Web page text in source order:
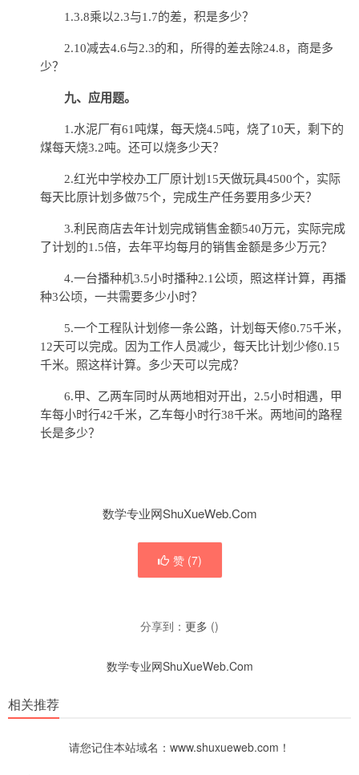
1.3.8乘以2.3与1.7的差，积是多少？
2.10减去4.6与2.3的和，所得的差去除24.8，商是多
少？
九、应用题。
1.水泥厂有61吨煤，每天烧4.5吨，烧了10天，剩下的
煤每天烧3.2吨。还可以烧多少天？
2.红光中学校办工厂原计划15天做玩具4500个，实际
每天比原计划多做75个，完成生产任务要用多少天？
3.利民商店去年计划完成销售金额540万元，实际完成
了计划的1.5倍，去年平均每月的销售金额是多少万元？
4.一台播种机3.5小时播种2.1公顷，照这样计算，再播
种3公顷，一共需要多少小时？
5.一个工程队计划修一条公路，计划每天修0.75千米，
12天可以完成。因为工作人员减少，每天比计划少修0.15
千米。照这样计算。多少天可以完成？
6.甲、乙两车同时从两地相对开出，2.5小时相遇，甲
车每小时行42千米，乙车每小时行38千米。两地间的路程
长是多少？
数学专业网ShuXueWeb.Com
赞 (7)
分享到： 更多 ()
数学专业网ShuXueWeb.Com
相关推荐
请您记住本站域名：www.shuxueweb.com！